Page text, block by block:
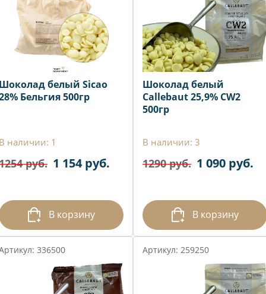
белый Sicao
Бельгия 500гр
наличии: 1
руб. 1 154 руб.
В корзину
Шоколад белый
Callebaut 25,9% CW2
500гр
В наличии: 3
1290 руб. 1 090 руб.
В корзину
336500 Артикул: 259250